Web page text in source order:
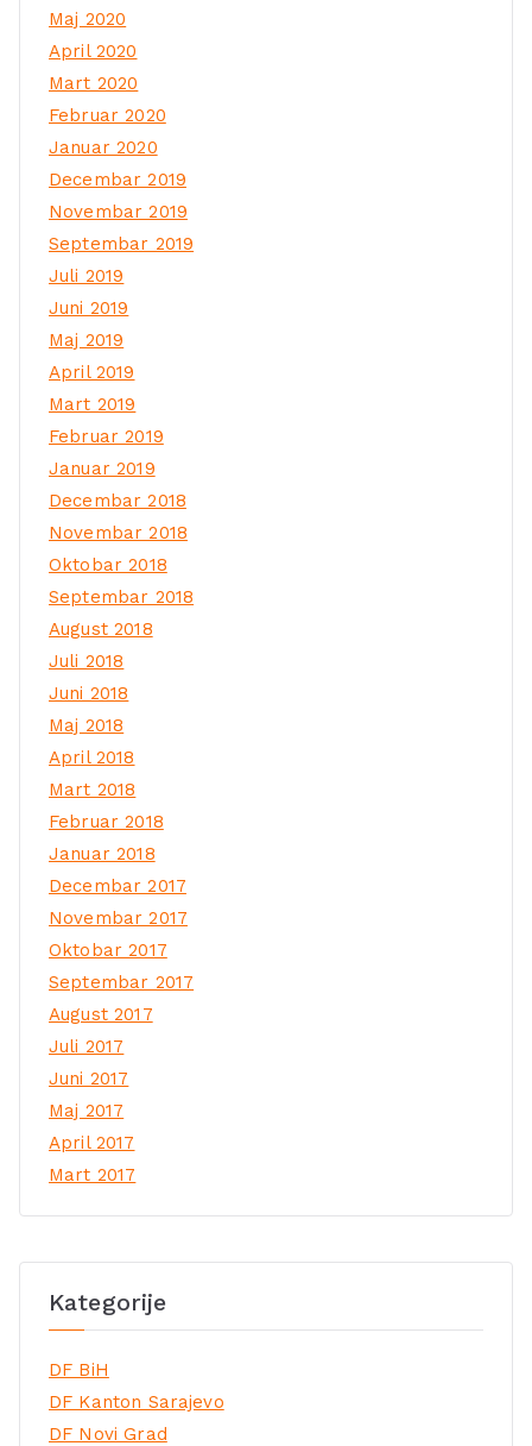
Maj 2020
April 2020
Mart 2020
Februar 2020
Januar 2020
Decembar 2019
Novembar 2019
Septembar 2019
Juli 2019
Juni 2019
Maj 2019
April 2019
Mart 2019
Februar 2019
Januar 2019
Decembar 2018
Novembar 2018
Oktobar 2018
Septembar 2018
August 2018
Juli 2018
Juni 2018
Maj 2018
April 2018
Mart 2018
Februar 2018
Januar 2018
Decembar 2017
Novembar 2017
Oktobar 2017
Septembar 2017
August 2017
Juli 2017
Juni 2017
Maj 2017
April 2017
Mart 2017
Kategorije
DF BiH
DF Kanton Sarajevo
DF Novi Grad